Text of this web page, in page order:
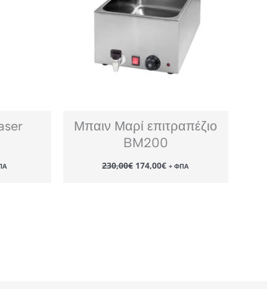
Μπαιν Μαρί επιτραπέζιο
BM200
230,00€ Original
price
174,00€Η
τρέχουσα
+ ΦΠΑ